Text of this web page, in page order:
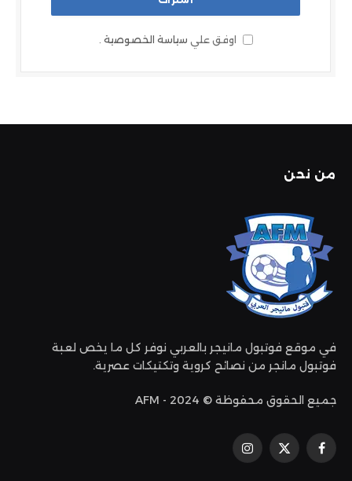
اوفق علي سياسة الخصوصية .
من نحن
في موقع فوتبول مانيجر بالعربي نوفر كل ما يخص لعبة
فوتبول مانجر من نصائح كروية وتكتيكات عصرية.
جميع الحقوق محفوظة © 2024 - AFM
فيسبوكإكس
الانستغرام